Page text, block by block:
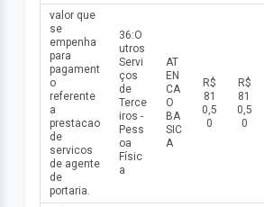
valor que
se
empenha
para
pagament
o
referente
a
prestacao
de
servicos
de agente
de
portaria.
36:O
utros
Servi
ços
de
Terce
iros -
Pess
oa
Físic
a
AT
EN
CA
O
BA
SIC
A
R$
81
0,5
0
R$
81
0,5
0